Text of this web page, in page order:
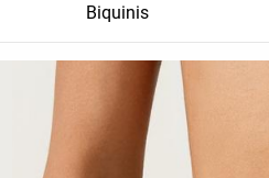
Biquinis